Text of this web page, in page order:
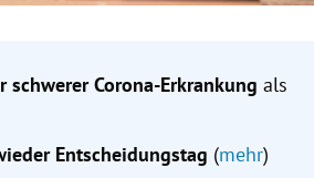
schwerer Corona-Erkrankungals
Entscheidungstag (mehr)